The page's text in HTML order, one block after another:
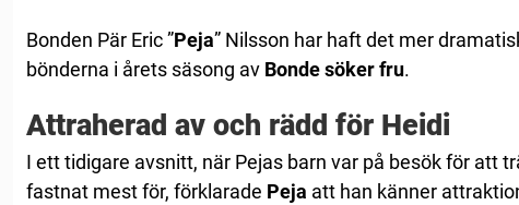
Bonden Pär Eric ”Peja” Nilsson har haft det mer
bönderna i årets säsong av Bonde söker fru.
Attraherad av och rädd för Heidi
I ett tidigare avsnitt, när Pejas barn var på besök för att
fastnat mest för, förklarade Peja att han känner